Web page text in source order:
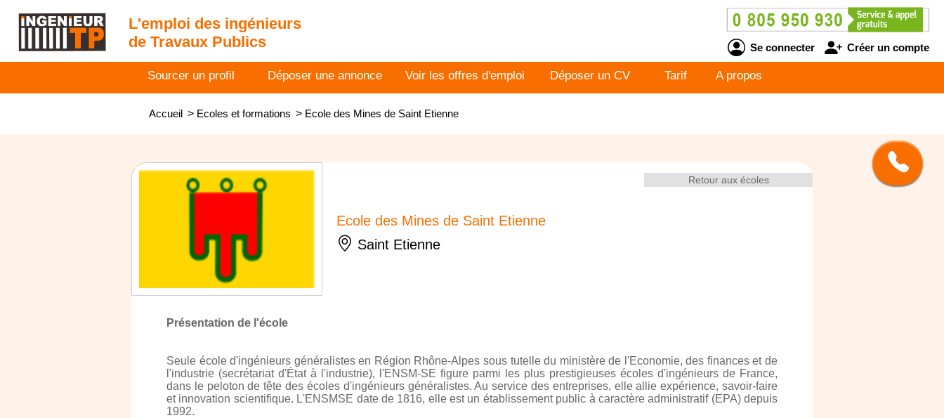
L'emploi des ingénieurs
de Travaux Publics
Se connecter Créer un compte
Sourcer un profil Déposer une annonce Voir les offres d'emploi Déposer un CV Tarif A propos
Accueil > Ecoles et formations > Ecole des Mines de Saint Etienne
Retour aux écoles
Ecole des Mines de Saint Etienne
Saint Etienne
Présentation de l'école
Seule école d'ingénieurs généralistes en Région Rhône-Alpes sous tutelle du ministère de l'Economie, des finances et de
l'industrie (secrétariat d'État à l'industrie), l'ENSM-SE figure parmi les plus prestigieuses écoles d'ingénieurs de France,
dans le peloton de tête des écoles d'ingénieurs généralistes. Au service des entreprises, elle allie expérience, savoir-faire
et innovation scientifique. L'ENSMSE date de 1816, elle est un établissement public à caractère administratif (EPA) depuis
1992.